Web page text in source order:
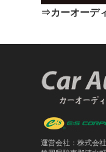
⇒カーオーデ
運営会社：株式会